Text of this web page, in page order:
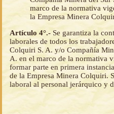
marco de la normativa
la Empresa Minera
Artículo 4°.- Se garantiza la
laborales de todos los
Colquiri S. A. y/o Compañía
A. en el marco de la normativa
formar parte en primera
de la Empresa Minera Colquiri.
laboral al personal jerárquico y